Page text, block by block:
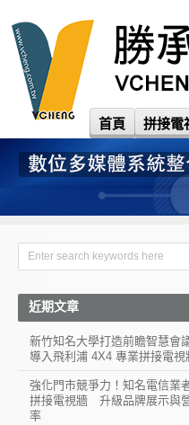
首頁 拼接電
近期文章
新竹知名大學打造前瞻智慧會
導入飛利浦 4X4 專業拼接電視
強化門市競爭力！知名電信業
拼接電視牆 升級品牌展示與
率